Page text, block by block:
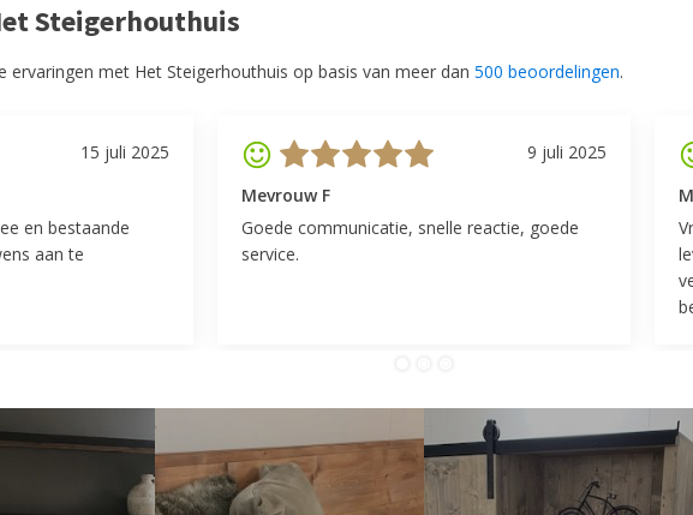
Steigerhouthuis
met Het Steigerhouthuis op basis van meer dan 500 beoordelingen.
15 juli 2025
en bestaande
aan te
9 juli 2025
Mevrouw F
Goede communicatie, snelle reactie, goede
service.